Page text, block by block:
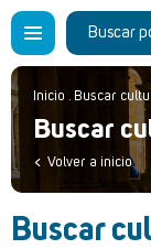
Inicio . Buscar
Buscar
Volver a inicio
Buscar